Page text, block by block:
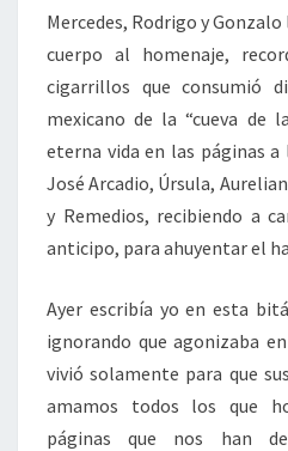
Mercedes, Rodrigo y
cuerpo al homenaje,
cigarrillos que consumió
mexicano de la “cueva de
eterna vida en las páginas
José Arcadio, Úrsula,
y Remedios, recibiendo a
anticipo, para ahuyentar el
Ayer escribía yo en esta
ignorando que agonizaba
vivió solamente para que
amamos todos los que
páginas que nos han